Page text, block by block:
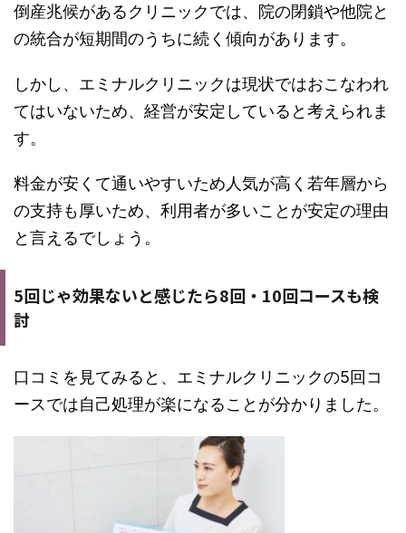
倒産兆候があるクリニックでは、院の閉鎖や他院と
の統合が短期間のうちに続く傾向があります。
しかし、エミナルクリニックは現状ではおこなわれ
てはいないため、経営が安定していると考えられま
す。
料金が安くて通いやすいため人気が高く若年層から
の支持も厚いため、利用者が多いことが安定の理由
と言えるでしょう。
5回じゃ効果ないと感じたら8回・10回コースも検
討
口コミを見てみると、エミナルクリニックの5回コ
ースでは自己処理が楽になることが分かりました。